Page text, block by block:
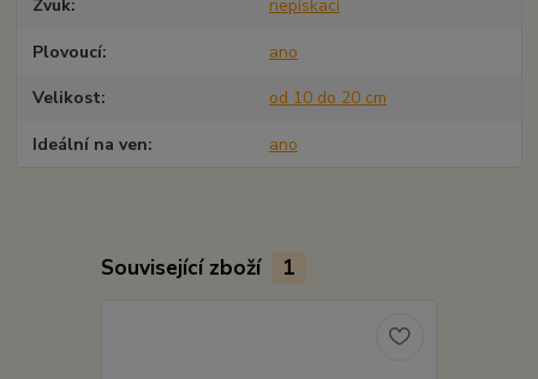
Zvuk nepískací
Plovoucí ano
Velikost od 10 do 20 cm
Ideální na ven ano
Související zboží 1